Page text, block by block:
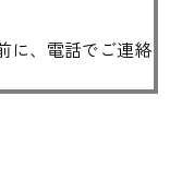
に、電話でご連絡